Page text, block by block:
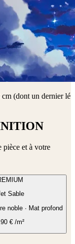
cm (dont un dernier lé
pièce et à votre
Sable
noble · Mat profond
€ /m²